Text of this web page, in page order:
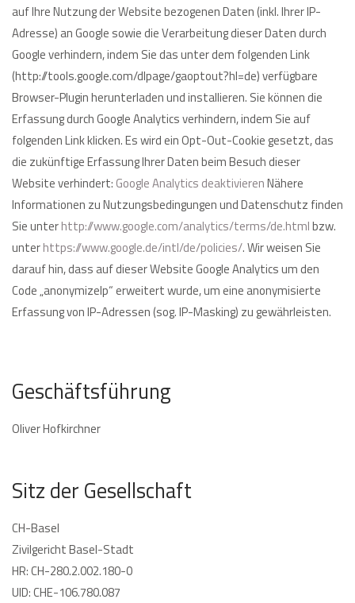
auf Ihre Nutzung der Website bezogenen Daten (inkl. Ihrer IP-
Adresse) an Google sowie die Verarbeitung dieser Daten durch
Google verhindern, indem Sie das unter dem folgenden Link
(http://tools.google.com/dlpage/gaoptout?hl=de) verfügbare
Browser-Plugin herunterladen und installieren. Sie können die
Erfassung durch Google Analytics verhindern, indem Sie auf
folgenden Link klicken. Es wird ein Opt-Out-Cookie gesetzt, das
die zukünftige Erfassung Ihrer Daten beim Besuch dieser
Website verhindert: Google Analytics deaktivierenNähere
Informationen zu Nutzungsbedingungen und Datenschutz finden
Sie unterhttp://www.google.com/analytics/terms/de.htmlbzw.
unterhttps://www.google.de/intl/de/policies/. Wir weisen Sie
darauf hin, dass auf dieser Website Google Analytics um den
Code „anonymizeIp“ erweitert wurde, um eine anonymisierte
Erfassung von IP-Adressen (sog. IP-Masking) zu gewährleisten.
Geschäftsführung
Oliver Hofkirchner
Sitz der Gesellschaft
CH-Basel
Zivilgericht Basel-Stadt
HR: CH-280.2.002.180-0
UID: CHE-106.780.087